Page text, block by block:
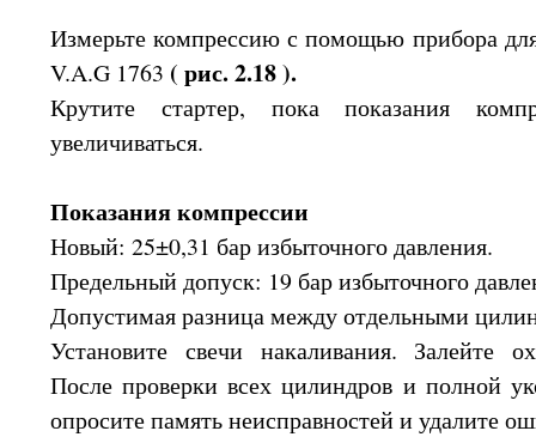
Измерьте компрессию с помощью прибора
V.A.G 1763 ( рис. 2.18 ).
Крутите стартер, пока показания
увеличиваться.
Показания компрессии
Новый: 25±0,31 бар избыточного давления.
Предельный допуск: 19 бар избыточного
Допустимая разница между отдельными
Установите свечи накаливания. Залейте
После проверки всех цилиндров и полной
опросите память неисправностей и удалите